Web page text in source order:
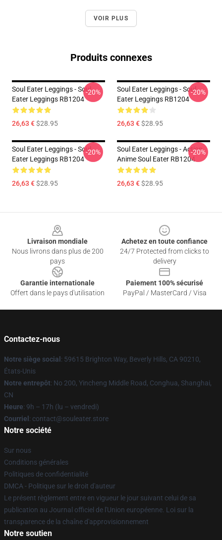
VOIR PLUS
Produits connexes
Soul Eater Leggings - Soul
Eater Leggings RB1204
26,63 €$28.95
-20%
Soul Eater Leggings - Soul
Eater Leggings RB1204
26,63 €$28.95
-20%
Soul Eater Leggings - Soul
Eater Leggings RB1204
26,63 €$28.95
-20%
Soul Eater Leggings - Action
Anime Soul Eater RB1204
26,63 €$28.95
-20%
Livraison mondiale
Nous livrons dans plus de 200
pays
Achetez en toute confiance
24/7 Protected from clicks to
delivery
Garantie internationale
Offert dans le pays d'utilisation
Paiement 100% sécurisé
PayPal / MasterCard / Visa
Contactez-nous
Notre siège social : 59615 Brighton Way, Beverly Hills, CA 90210,
États-Unis
Notre entrepôt: No 200, Yincheng Middle Road, Conghua, Shanghai,
CN
Heure: 9h – 17h (lu – vendredi)
Courriel : contact@souleater.store
Notre société
Sur nous
Conditions générales
Politiques de confidentialité
DMCA - Politique sur le droit d'auteur
Le présent règlement entre en vigueur le jour suivant celui de sa
publication au Journal officiel de l'Union européenne. Loi sur la
transparence de la chaîne d'approvisionnement
Notre soutien